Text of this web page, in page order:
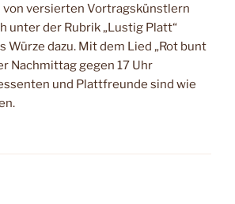
von versierten Vortragskünstlern
unter der Rubrik „Lustig Platt“
Würze dazu. Mit dem Lied „Rot bunt
Nachmittag gegen 17 Uhr
und Plattfreunde sind wie